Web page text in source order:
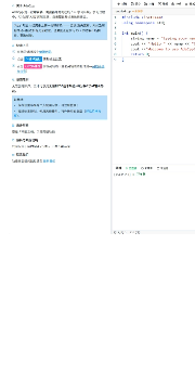
立即免费体验一键注释 →